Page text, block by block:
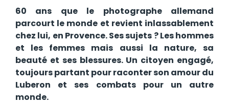
60 ans que le photographe allemand
parcourt le monde et revient inlassablement
chez lui, en Provence. Ses sujets ? Les hommes
et les femmes mais aussi la nature, sa
beauté et ses blessures. Un citoyen engagé,
toujours partant pour raconter son amour du
Luberon et ses combats pour un autre
monde.